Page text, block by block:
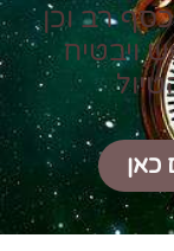
רב וכן
ויבטיח
כאן